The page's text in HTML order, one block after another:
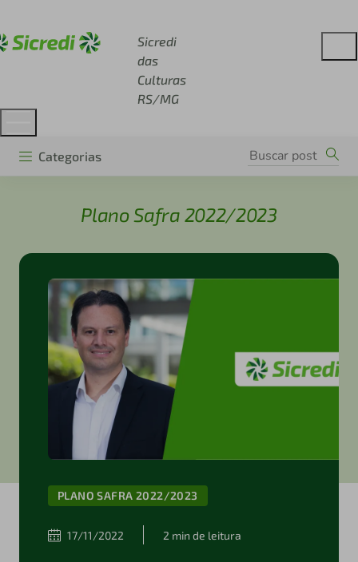
Sicredi
das
Culturas
RS/MG
Categorias
Plano Safra 2022/2023
PLANO SAFRA 2022/2023
17/11/2022 2 min de leitura